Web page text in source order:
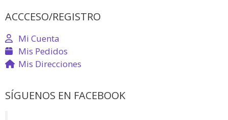
ACCCESO/REGISTRO
Mi Cuenta
Mis Pedidos
Mis Direcciones
SÍGUENOS EN FACEBOOK